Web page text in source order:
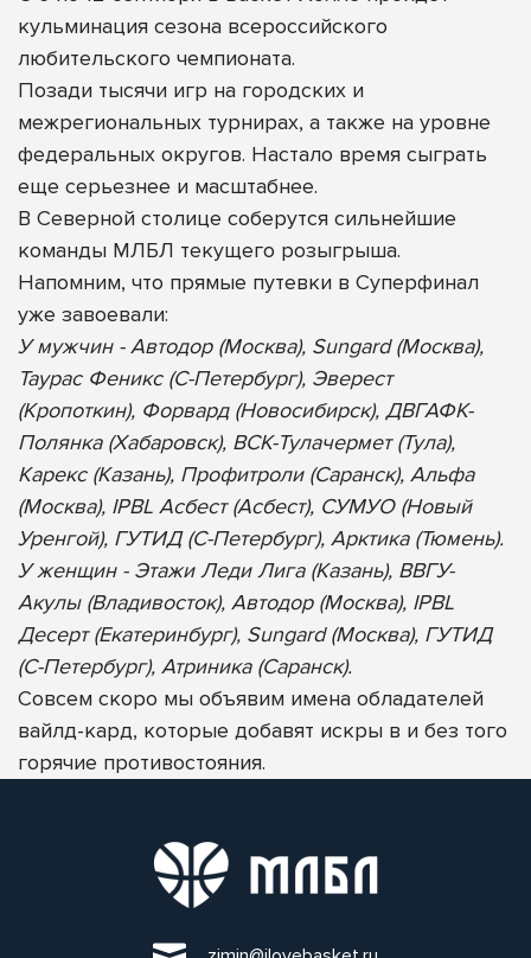
кульминация сезона всероссийского
любительского чемпионата.
Позади тысячи игр на городских и
межрегиональных турнирах, а также на уровне
федеральных округов. Настало время сыграть
еще серьезнее и масштабнее.
В Северной столице соберутся сильнейшие
команды МЛБЛ текущего розыгрыша.
Напомним, что прямые путевки в Суперфинал
уже завоевали:
У мужчин - Автодор (Москва), Sungard (Москва),
Таурас Феникс (С-Петербург), Эверест
(Кропоткин), Форвард (Новосибирск), ДВГАФК-
Полянка (Хабаровск), ВСК-Тулачермет (Тула),
Карекс (Казань), Профитроли (Саранск), Альфа
(Москва), IPBL Асбест (Асбест), СУМУО (Новый
Уренгой), ГУТИД (С-Петербург), Арктика (Тюмень).
У женщин - Этажи Леди Лига (Казань), ВВГУ-
Акулы (Владивосток), Автодор (Москва), IPBL
Десерт (Екатеринбург), Sungard (Москва), ГУТИД
(С-Петербург), Атриника (Саранск).
Совсем скоро мы объявим имена обладателей
вайлд-кард, которые добавят искры в и без того
горячие противостояния.